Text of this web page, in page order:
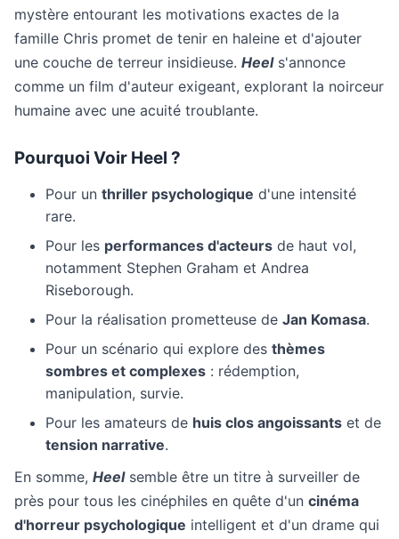
mystère entourant les motivations exactes de la
famille Chris promet de tenir en haleine et d'ajouter
une couche de terreur insidieuse. Heels'annonce
comme un film d'auteur exigeant, explorant la noirceur
humaine avec une acuité troublante.
Pourquoi Voir Heel ?
Pour un thriller psychologique d'une intensité
rare.
Pour les performances d'acteurs de haut vol,
notamment Stephen Graham et Andrea
Riseborough.
Pour la réalisation prometteuse de Jan Komasa.
Pour un scénario qui explore des thèmes
sombres et complexes : rédemption,
manipulation, survie.
Pour les amateurs de huis clos angoissants et de
tension narrative.
En somme, Heelsemble être un titre à surveiller de
près pour tous les cinéphiles en quête d'un cinéma
d'horreur psychologique intelligent et d'un drame qui